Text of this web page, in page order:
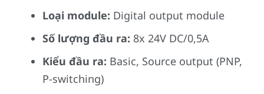
Loại module: Digital output module
Số lượng đầu ra: 8x 24V DC/0,5A
Kiểu đầu ra: Basic, Source output (PNP,
P-switching)